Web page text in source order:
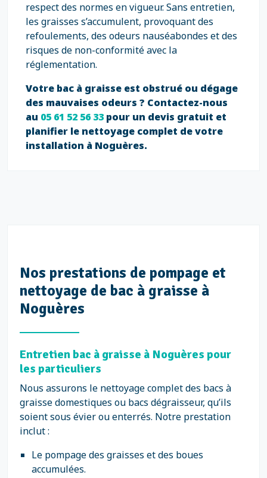
respect des normes en vigueur. Sans entretien,
les graisses s’accumulent, provoquant des
refoulements, des odeurs nauséabondes et des
risques de non-conformité avec la
réglementation.
Votre bac à graisse est obstrué ou dégage
des mauvaises odeurs ? Contactez-nous
au 05 61 52 56 33 pour un devis gratuit et
planifier le nettoyage complet de votre
installation à Noguères.
Nos prestations de pompage et
nettoyage de bac à graisse à
Noguères
Entretien bac à graisse à Noguères pour
les particuliers
Nous assurons le nettoyage complet des bacs à
graisse domestiques ou bacs dégraisseur, qu’ils
soient sous évier ou enterrés. Notre prestation
inclut :
Le pompage des graisses et des boues
accumulées.